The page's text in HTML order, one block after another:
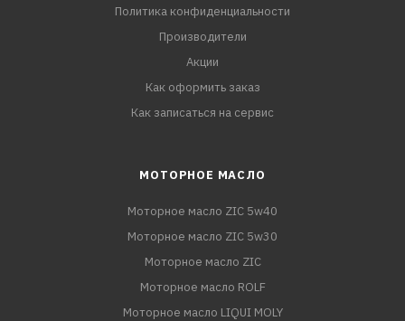
Политика конфиденциальности
Производители
Акции
Как оформить заказ
Как записаться на сервис
МОТОРНОЕ МАСЛО
Моторное масло ZIC 5w40
Моторное масло ZIC 5w30
Моторное масло ZIC
Моторное масло ROLF
Моторное масло LIQUI MOLY